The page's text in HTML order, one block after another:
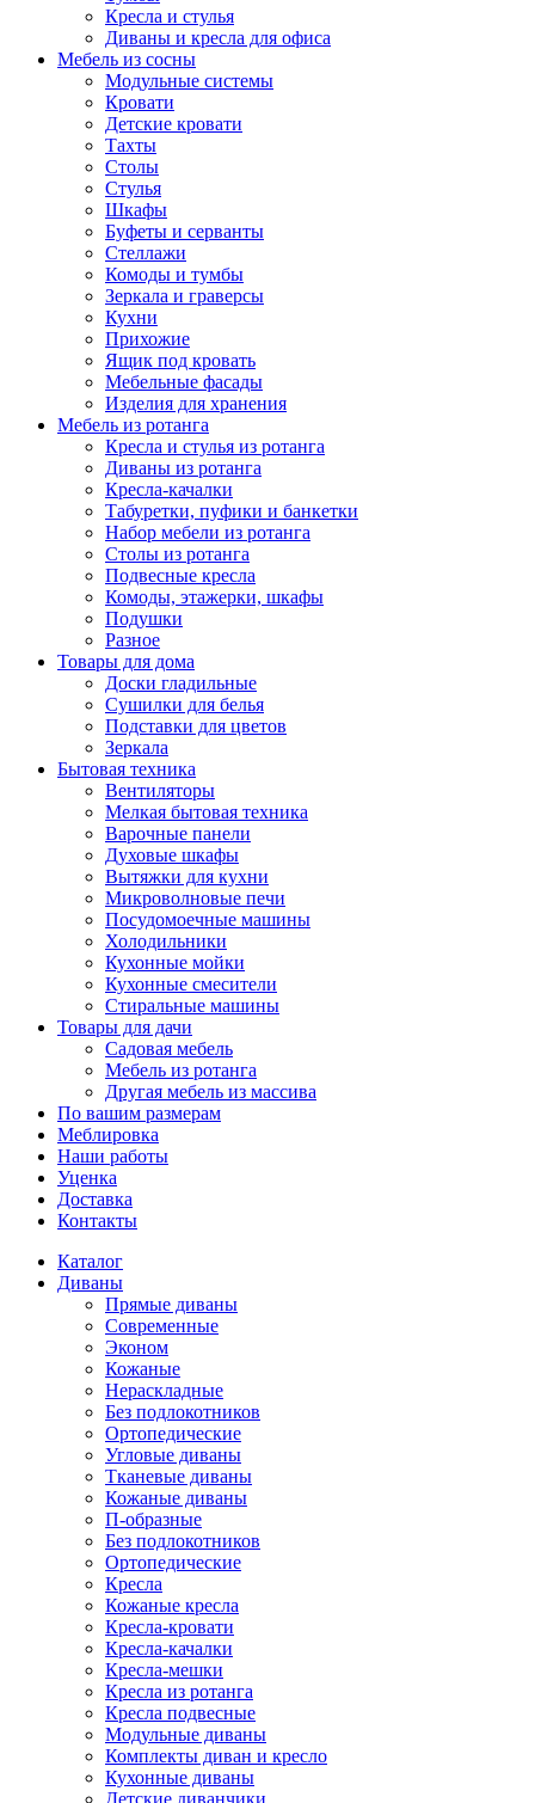
Кресла и стулья
Диваны и кресла для офиса
Мебель из сосны
Модульные системы
Кровати
Детские кровати
Тахты
Столы
Стулья
Шкафы
Буфеты и серванты
Стеллажи
Комоды и тумбы
Зеркала и граверсы
Кухни
Прихожие
Ящик под кровать
Мебельные фасады
Изделия для хранения
Мебель из ротанга
Кресла и стулья из ротанга
Диваны из ротанга
Кресла-качалки
Табуретки, пуфики и банкетки
Набор мебели из ротанга
Столы из ротанга
Подвесные кресла
Комоды, этажерки, шкафы
Подушки
Разное
Товары для дома
Доски гладильные
Сушилки для белья
Подставки для цветов
Зеркала
Бытовая техника
Вентиляторы
Мелкая бытовая техника
Варочные панели
Духовые шкафы
Вытяжки для кухни
Микроволновые печи
Посудомоечные машины
Холодильники
Кухонные мойки
Кухонные смесители
Стиральные машины
Товары для дачи
Садовая мебель
Мебель из ротанга
Другая мебель из массива
По вашим размерам
Меблировка
Наши работы
Уценка
Доставка
Контакты
Каталог
Диваны
Прямые диваны
Современные
Эконом
Кожаные
Нераскладные
Без подлокотников
Ортопедические
Угловые диваны
Тканевые диваны
Кожаные диваны
П-образные
Без подлокотников
Ортопедические
Кресла
Кожаные кресла
Кресла-кровати
Кресла-качалки
Кресла-мешки
Кресла из ротанга
Кресла подвесные
Модульные диваны
Комплекты диван и кресло
Кухонные диваны